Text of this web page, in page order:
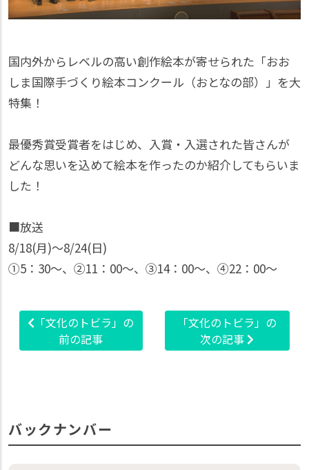
国内外からレベルの高い創作絵本が寄せられた「おお
しま国際手づくり絵本コンクール（おとなの部）」を大
特集！
最優秀賞受賞者をはじめ、入賞・入選された皆さんが
どんな思いを込めて絵本を作ったのか紹介してもらいま
した！
■放送
8/18(月)〜8/24(日)
①5：30〜、②11：00〜、③14：00〜、④22：00〜
「文化のトビラ」の
前の記事
「文化のトビラ」の
次の記事
バックナンバー